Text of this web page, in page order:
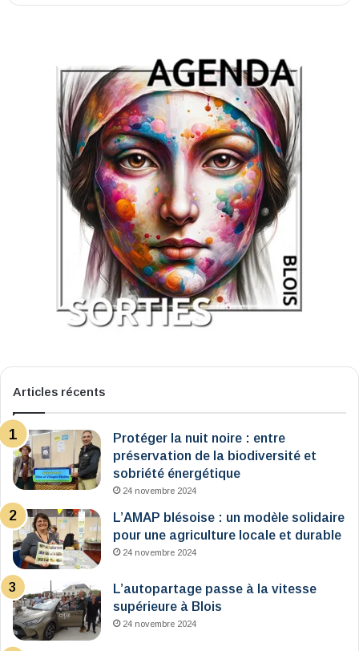
Articles récents
Protéger la nuit noire : entre
préservation de la biodiversité et
sobriété énergétique
24 novembre 2024
L’AMAP blésoise : un modèle solidaire
pour une agriculture locale et durable
24 novembre 2024
L’autopartage passe à la vitesse
supérieure à Blois
24 novembre 2024